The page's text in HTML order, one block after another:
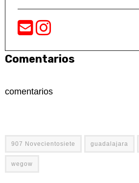
Comentarios
comentarios
907 Novecientosiete guadalajara
wegow